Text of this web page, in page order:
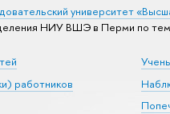
университет
НИУ ВШЭ в Перми по
работников